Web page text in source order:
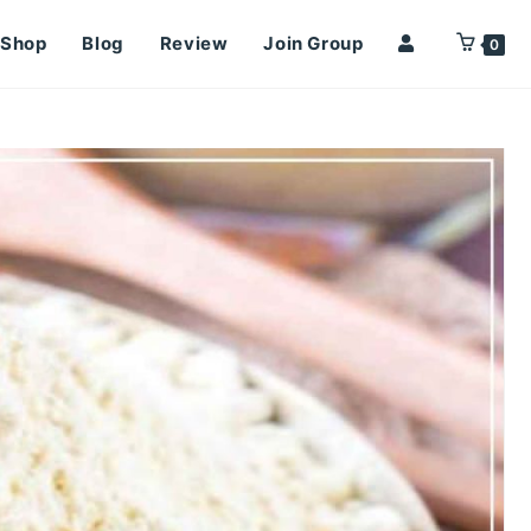
Shop Blog Review Join Group 0